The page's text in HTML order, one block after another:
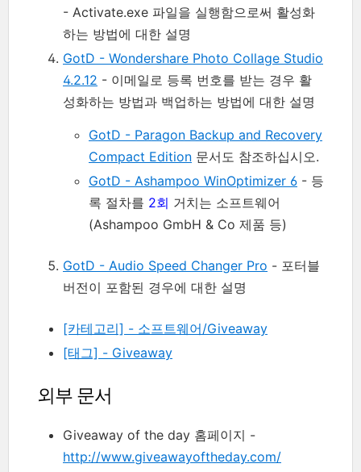
- Activate.exe 파일을 실행함으로써 활성화
하는 방법에 대한 설명
GotD - Wondershare Photo Collage Studio
4.2.12 - 이메일로 등록 번호를 받는 경우 활
성화하는 방법과 백업하는 방법에 대한 설명
GotD - Paragon Backup and Recovery
Compact Edition 문서도 참조하십시오.
GotD - Ashampoo WinOptimizer 6 - 등
록 절차를 2회 거치는 소프트웨어
(Ashampoo GmbH & Co 제품 등)
GotD - Audio Speed Changer Pro - 포터블
버전이 포함된 경우에 대한 설명
[카테고리] - 소프트웨어/Giveaway
[태그] - Giveaway
외부 문서
Giveaway of the day 홈페이지 -
http://www.giveawayoftheday.com/